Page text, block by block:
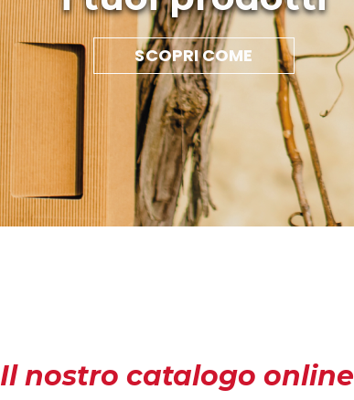
SCOPRI COME
Il nostro catalogo online